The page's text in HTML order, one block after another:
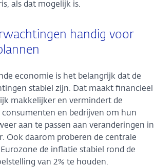
als dat mogelijk is.
handig voor
economie is het belangrijk dat de
stabiel zijn. Dat maakt financieel
makkelijker en vermindert de
en bedrijven om hun
aan te passen aan veranderingen in
Ook daarom proberen de centrale
de inflatie stabiel rond de
van 2% te houden.